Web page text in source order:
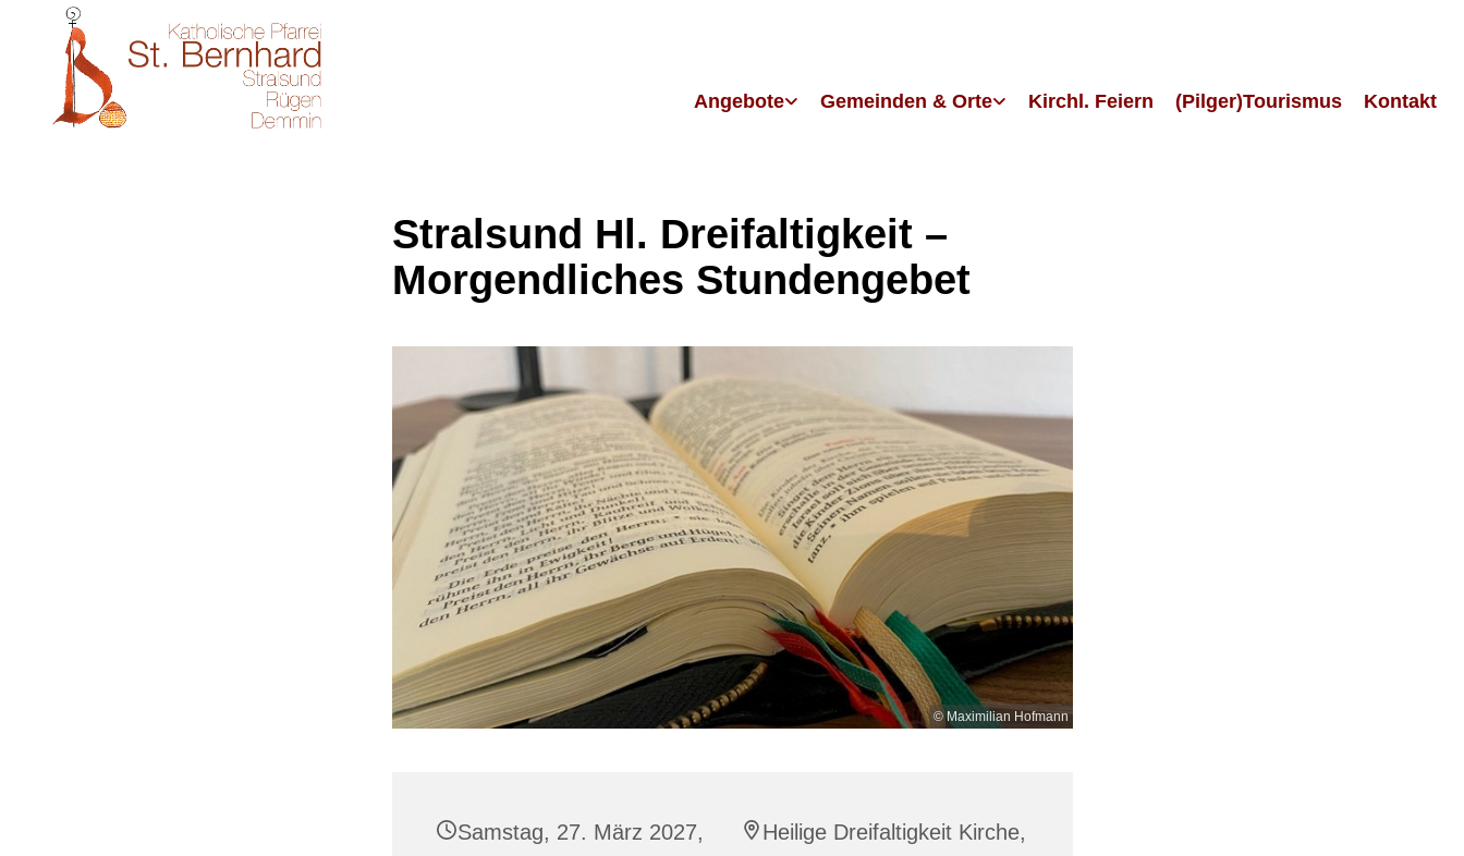
Angebote Gemeinden & Orte Kirchl. Feiern (Pilger)Tourismus Kontakt
Stralsund Hl. Dreifaltigkeit –
Morgendliches Stundengebet
© Maximilian Hofmann
Samstag, 27. März 2027,
Heilige Dreifaltigkeit Kirche,